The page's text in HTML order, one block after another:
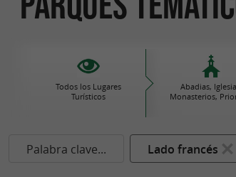
Todos los Lugares
Turísticos
Abadias,
Monasterios,
Palabra clave... Lado francés